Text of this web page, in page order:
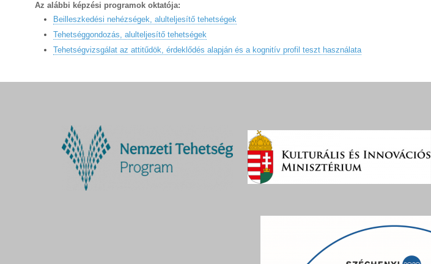
Az alábbi képzési programok oktatója:
Beilleszkedési nehézségek, alulteljesítő tehetségek
Tehetséggondozás, alulteljesítő tehetségek
Tehetségvizsgálat az attitűdök, érdeklődés alapján és a kognitív profil teszt használata